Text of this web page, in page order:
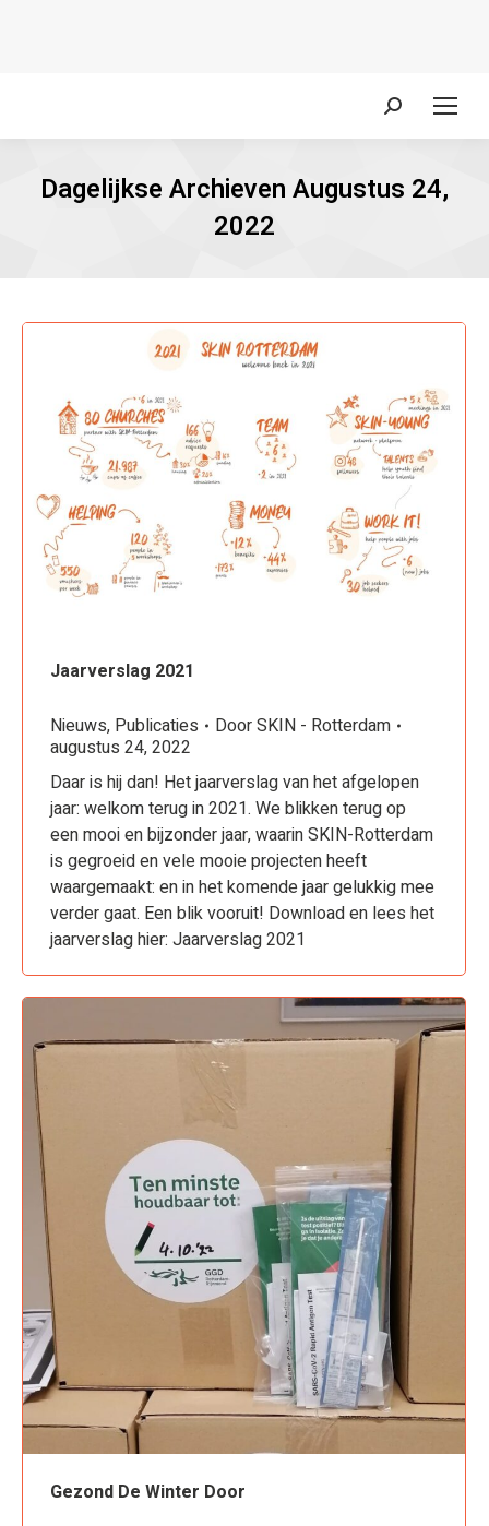
Zoeken:
Dagelijkse Archieven Augustus 24,
2022
Jaarverslag 2021
Nieuws, Publicaties DoorSKIN - Rotterdam
augustus 24, 2022
Daar is hij dan! Het jaarverslag van het afgelopen
jaar: welkom terug in 2021. We blikken terug op
een mooi en bijzonder jaar, waarin SKIN-Rotterdam
is gegroeid en vele mooie projecten heeft
waargemaakt: en in het komende jaar gelukkig mee
verder gaat. Een blik vooruit! Download en lees het
jaarverslag hier: Jaarverslag 2021
Gezond De Winter Door